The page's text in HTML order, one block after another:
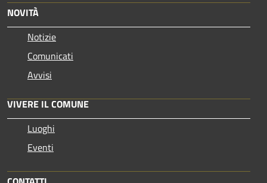
NOVITÀ
Notizie
Comunicati
Avvisi
VIVERE IL COMUNE
Luoghi
Eventi